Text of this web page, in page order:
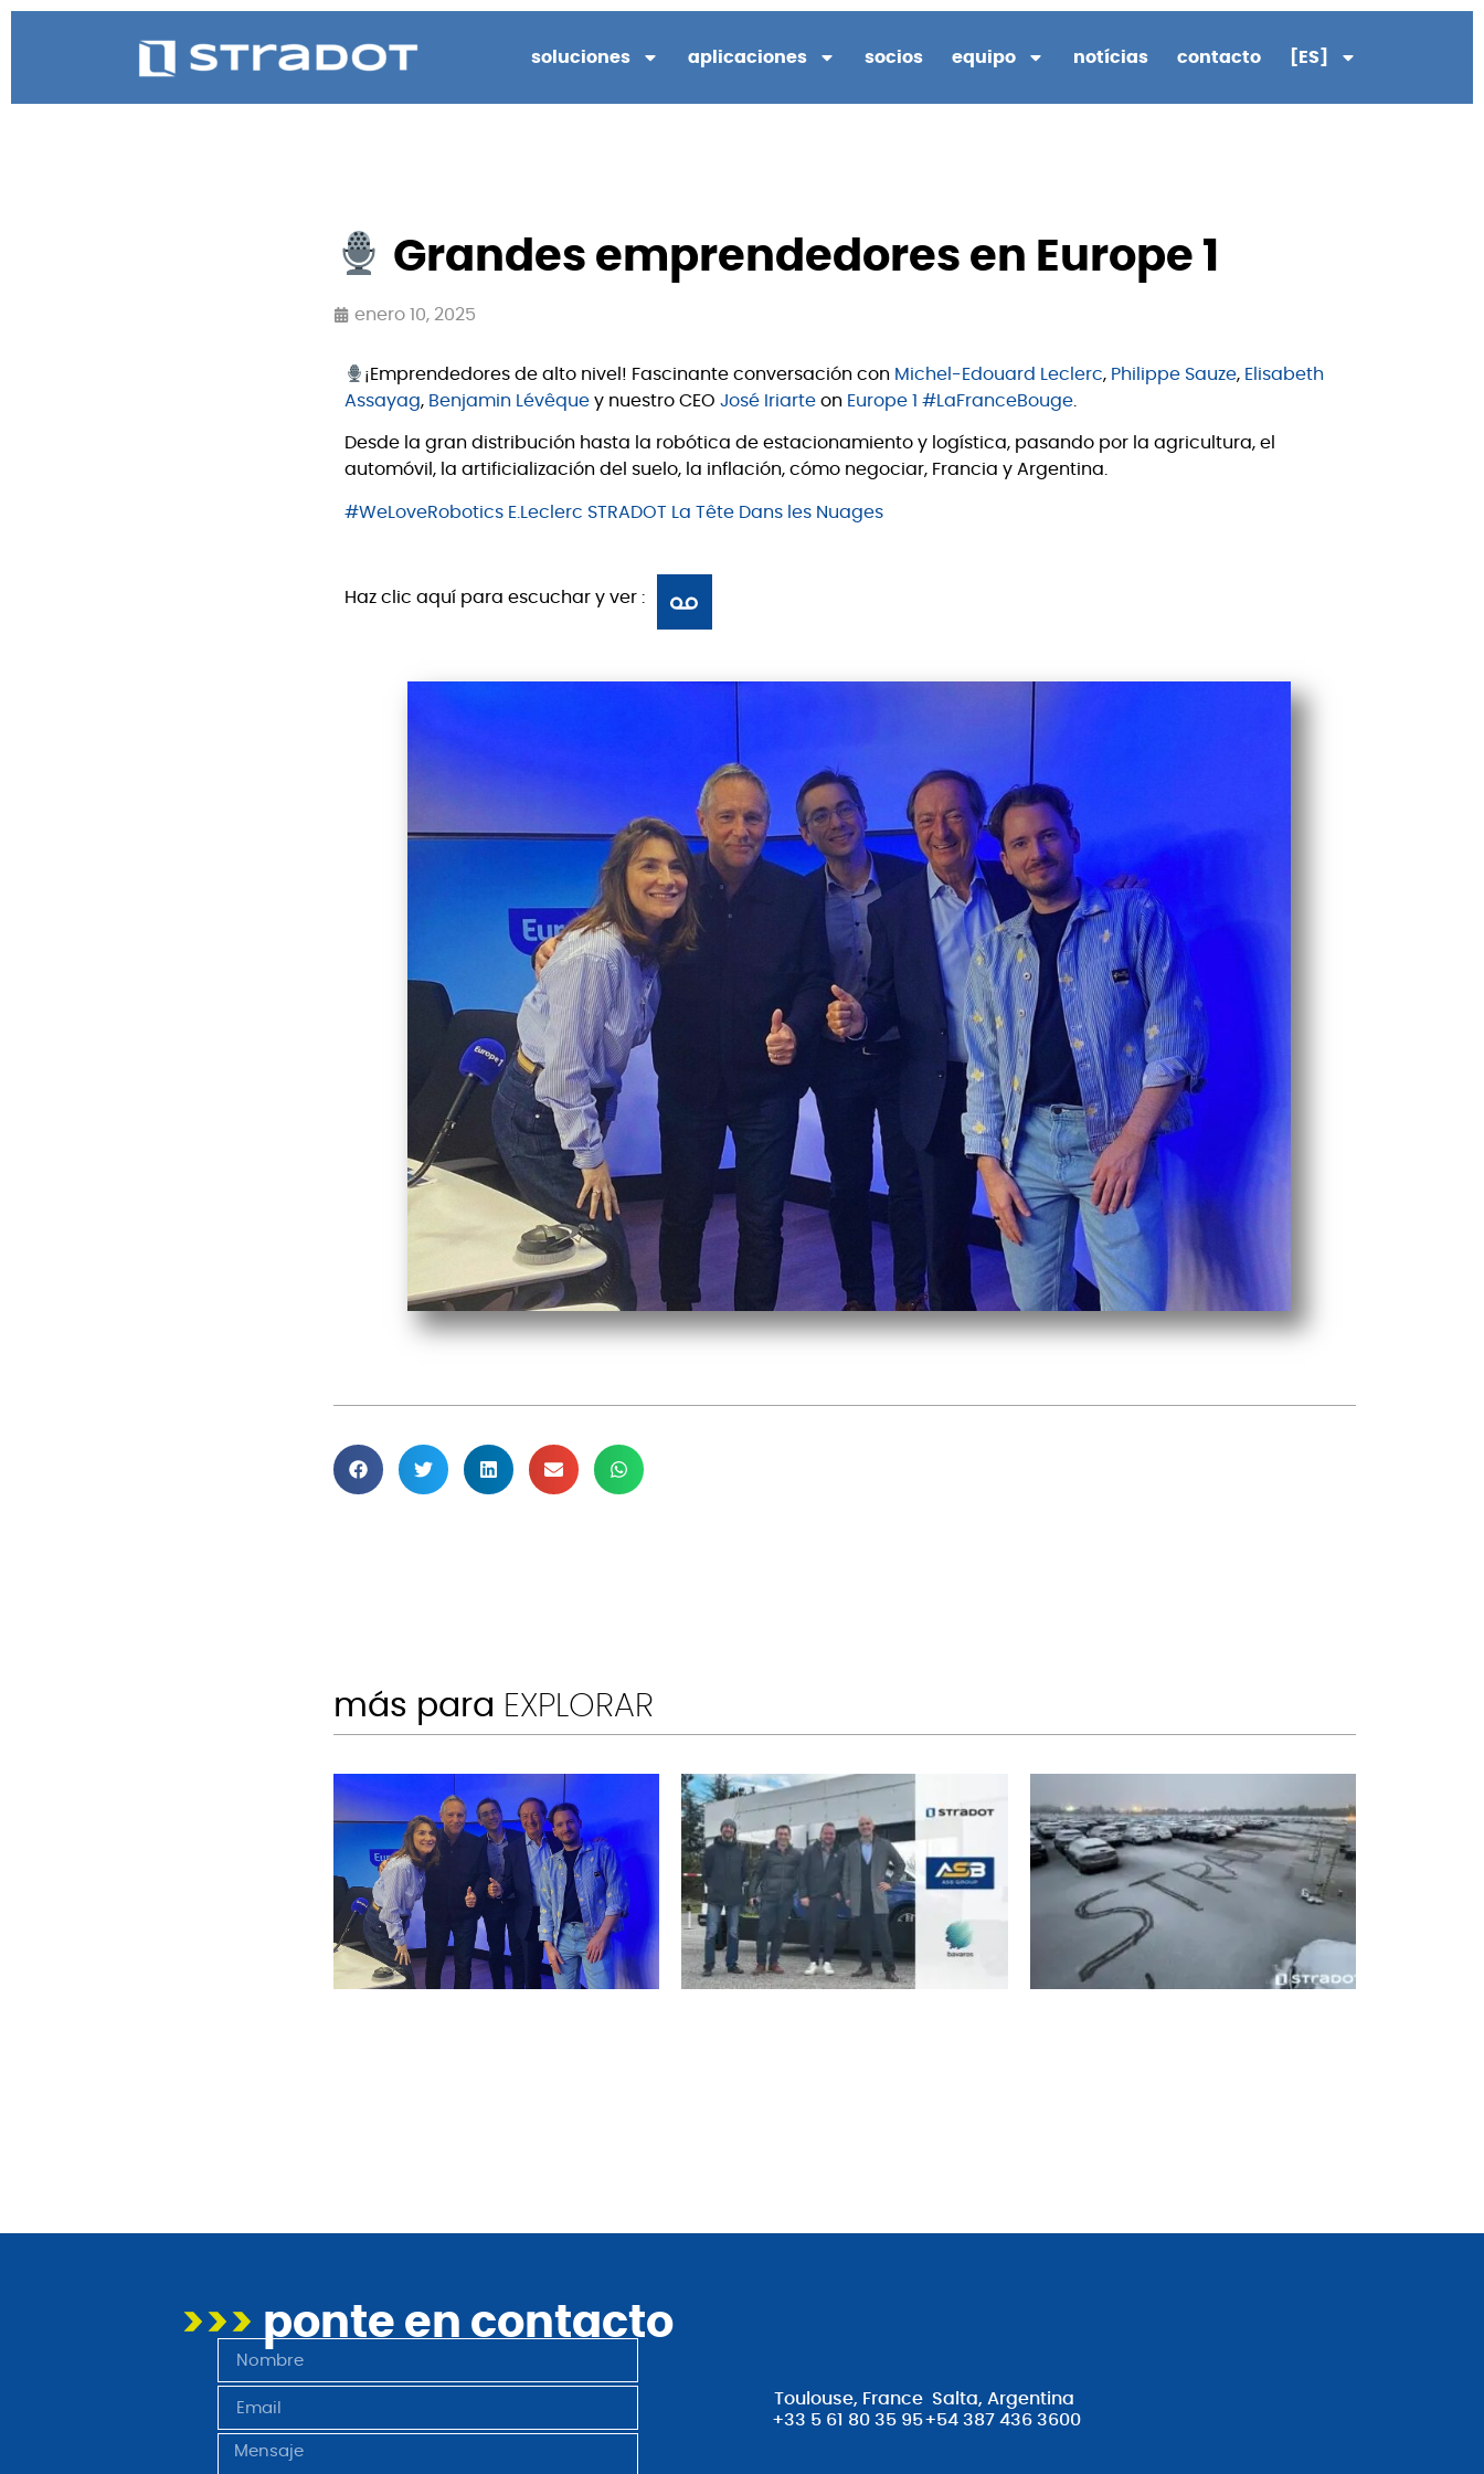
soluciones aplicaciones socios equipo notícias contacto [ES]
Grandes emprendedores en Europe 1
enero 10, 2025
¡Emprendedores de alto nivel! Fascinante conversación con Michel-Edouard Leclerc, Philippe Sauze, Elisabeth
Assayag, Benjamin Lévêquey nuestro CEO José Iriarteon Europe 1 #LaFranceBouge.
Desde la gran distribución hasta la robótica de estacionamiento y logística, pasando por la agricultura, el
automóvil, la artificialización del suelo, la inflación, cómo negociar, Francia y Argentina.
#WeLoveRobotics E.Leclerc STRADOT La Tête Dans les Nuages
Haz clic aquí para escuchar y ver :
más para EXPLORAR
>>> ponte en contacto
Toulouse, France
+33 5 61 80 35 95
Salta, Argentina
+54 387 436 3600